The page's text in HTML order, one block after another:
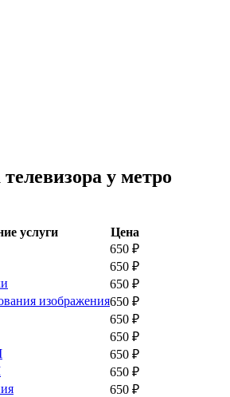
у метро
услуги
Цена
650 ₽
650 ₽
650 ₽
изображения650 ₽
650 ₽
650 ₽
650 ₽
650 ₽
650 ₽